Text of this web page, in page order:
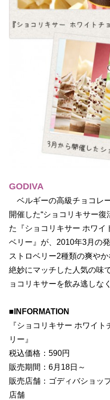
GODIVA
ベルギーの高級チョコレ
開催した“ショコリキサー
た『ショコリキサー ホワイ
ベリー』が、2010年3月の
ストロベリー2種類の爽や
絶妙にマッチした人気の味
ョコリキサーを飲み逃しな
■INFORMATION
『ショコリキサー ホワイ
リー』
税込価格：590円
販売期間：6月18日～
販売店舗：ゴディバショッ
店舗